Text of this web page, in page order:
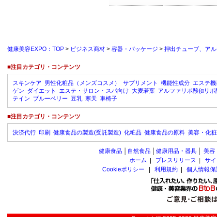
健康美容EXPO：TOP > ビジネス商材 > 容器・パッケージ > 押出チューブ、ア
■注目カテゴリ・コンテンツ
スキンケア 男性化粧品（メンズコスメ） サプリメント 機能性成分 エステ
ゲン ダイエット エステ・サロン・スパ向け 大麦若葉 アルファリポ酸(αリポ
テイン ブルーベリー 豆乳 寒天 車椅子
■注目カテゴリ・コンテンツ
決済代行 印刷 健康食品の製造(受託製造) 化粧品 健康食品の原料 美容・化
健康食品 自然食品 健康用品・器具 美容
ホーム
プレスリリース
サ
Cookieポリシー
利用規約 個人情報